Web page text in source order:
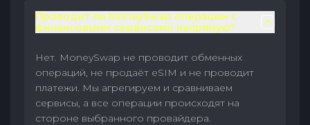
Проводит ли MoneySwap операции с
финансовыми сервисами напрямую?
Нет. MoneySwap не проводит обменных
операций, не продаёт eSIM и не проводит
платежи. Мы агрегируем и сравниваем
сервисы, а все операции происходят на
стороне выбранного провайдера.